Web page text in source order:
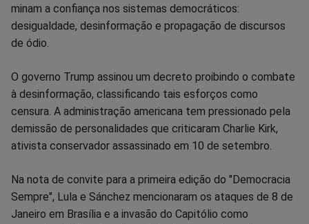
minam a confiança nos sistemas democráticos:
desigualdade, desinformação e propagação de discursos
de ódio.
O governo Trump assinou um decreto proibindo o combate
à desinformação, classificando tais esforços como
censura. A administração americana tem pressionado pela
demissão de personalidades que criticaram Charlie Kirk,
ativista conservador assassinado em 10 de setembro.
Na nota de convite para a primeira edição do "Democracia
Sempre", Lula e Sánchez mencionaram os ataques de 8 de
Janeiro em Brasília e a invasão do Capitólio como